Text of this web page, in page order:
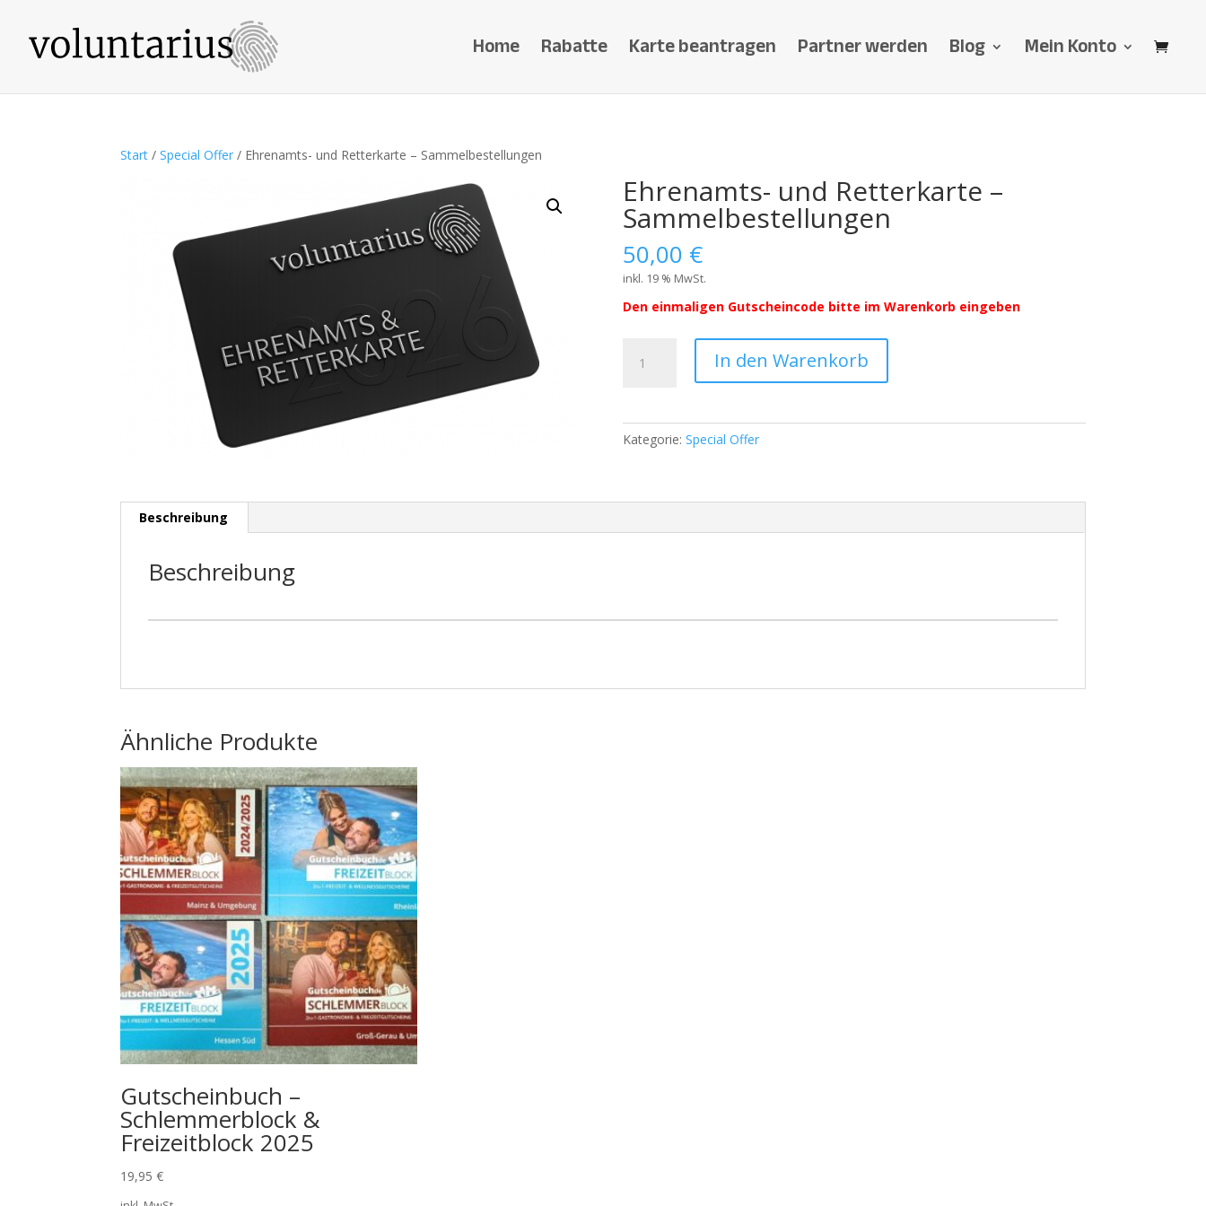
Home Rabatte Karte beantragen Partner werden Blog Mein Konto
Start /Special Offer / Ehrenamts- und Retterkarte – Sammelbestellungen
Ehrenamts- und Retterkarte –
Sammelbestellungen
50,00 €
inkl. 19 % MwSt.
Den einmaligen Gutscheincode bitte im Warenkorb eingeben
und
Sammelbestellungen
Menge
In den Warenkorb
Kategorie: Special Offer
Beschreibung
Beschreibung
Ähnliche Produkte
Gutscheinbuch –
Schlemmerblock &
Freizeitblock 2025
19,95€